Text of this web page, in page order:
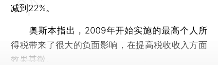
减到22%。
奥斯本指出，2009年开始实施的最高个人所
得税带来了很大的负面影响，在提高税收收入方面
效果甚微。